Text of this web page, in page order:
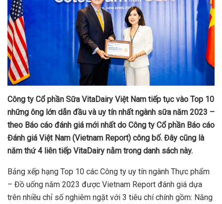
Công ty Cổ phần Sữa VitaDairy Việt Nam tiếp tục vào Top 10
những ông lớn dẫn đầu và uy tín nhất ngành sữa năm 2023 –
theo Báo cáo đánh giá mới nhất do Công ty Cổ phần Báo cáo
Đánh giá Việt Nam (Vietnam Report) công bố. Đây cũng là
năm thứ 4 liên tiếp VitaDairy nằm trong danh sách này.
Bảng xếp hạng Top 10 các Công ty uy tín ngành Thực phẩm
– Đồ uống năm 2023 được Vietnam Report đánh giá dựa
trên nhiều chỉ số nghiêm ngặt với 3 tiêu chí chính gồm: Năng